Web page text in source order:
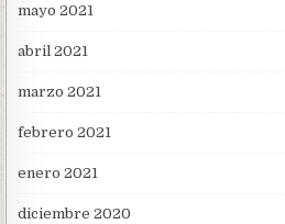
mayo 2021
abril 2021
marzo 2021
febrero 2021
enero 2021
diciembre 2020